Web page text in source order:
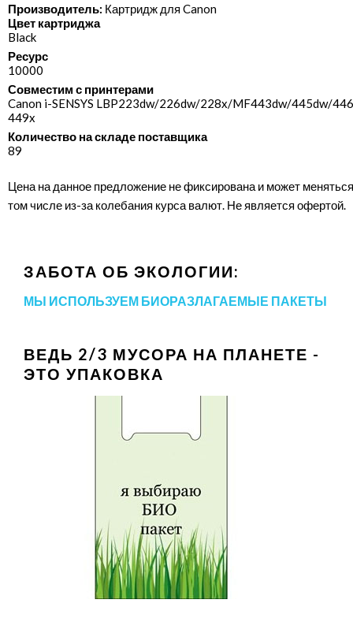
Производитель: Картридж для Canon
Цвет картриджа
Black
Ресурс
10000
Совместим с принтерами
Canon i-SENSYS LBP223dw/​226dw/​228x/​MF443dw/​445dw/​
449x
Количество на складе поставщика
89
Цена на данное предложение не фиксирована и может
том числе из-за колебания курса валют. Не является офертой.
ЗАБОТА ОБ ЭКОЛОГИИ:
МЫ ИСПОЛЬЗУЕМ БИОРАЗЛАГАЕМЫЕ ПАКЕТЫ
ВЕДЬ 2/3 МУСОРА НА ПЛАНЕТЕ -
ЭТО УПАКОВКА